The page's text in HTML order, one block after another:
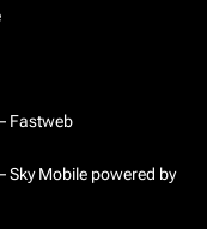
Fastweb
Sky Mobile powered by